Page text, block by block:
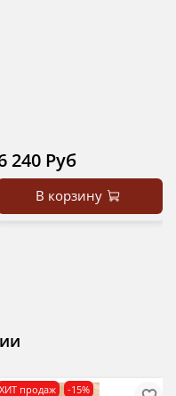
240 Руб
В корзину
ХИТ продаж -15%